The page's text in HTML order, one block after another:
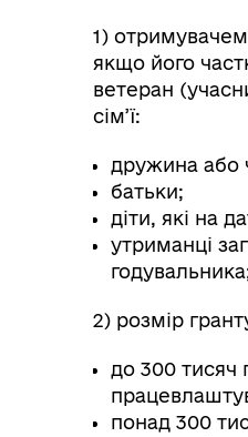
1)
якщо його
ветеран
сім’ї:
дружина або
батьки;
діти, які на
утриманці
2) розмір
до 300 тисяч
понад 300